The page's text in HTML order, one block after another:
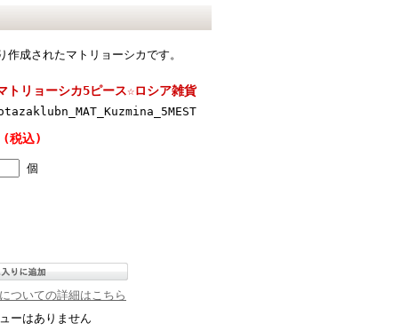
成されたマトリョーシカです。
トリョーシカ5ピース☆ロシア雑貨
税込)
個
ついての詳細はこちら
ーはありません